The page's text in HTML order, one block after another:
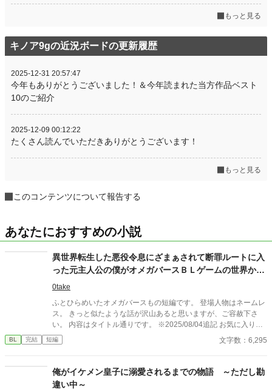
もっと見る
キノア9gの近況ボードの更新履歴
2025-12-31 20:57:47
今年もありがとうございました！＆今年読まれた当方作品ベスト
10のご紹介
2025-12-09 00:12:22
たくさん読んでいただきありがとうございます！
もっと見る
このコンテンツについて報告する
あなたにおすすめの小説
異世界転生した悪役令息にざまぁされて断罪ルートに入
った元主人公の僕がオメガバースＢＬゲームの世界から
逃げるまで
0take
ふとひらめいたオメガバースもの短編です。 登場人物はネームレ
ス。 きっと似たような話が沢山あると思いますが、ご容赦下さ
い。 内容はタイトル通りです。 ※2025/08/04追記 お気に入りや
しおり、イイねやエールをありがとうございます！ 嬉しいで
す！
BL 完結 短編 文字数：6,295
俺がイケメン皇子に溺愛されるまでの物語 ～ただし勘
違い中～